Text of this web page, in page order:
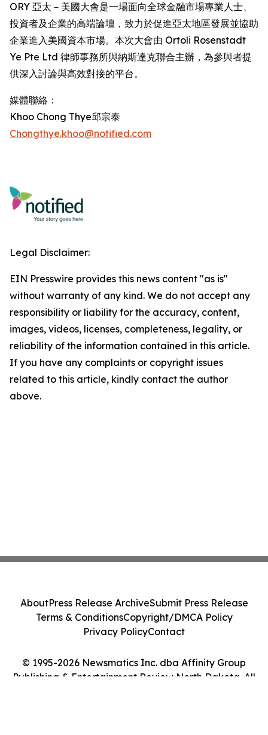
ORY 亞太－美國大會是一場面向全球金融市場專業人士、
投資者及企業的高端論壇，致力於促進亞太地區發展並協助
企業進入美國資本市場。本次大會由 Ortoli Rosenstadt
Ye Pte Ltd 律師事務所與納斯達克聯合主辦，為參與者提
供深入討論與高效對接的平台。
媒體聯絡：
Khoo Chong Thye邱宗泰
Chongthye.khoo@notified.com
Legal Disclaimer:
EIN Presswire provides this news content "as is"
without warranty of any kind. We do not accept any
responsibility or liability for the accuracy, content,
images, videos, licenses, completeness, legality, or
reliability of the information contained in this article.
If you have any complaints or copyright issues
related to this article, kindly contact the author
above.
© 1995-2026 Newsmatics Inc. dba Affinity Group
Publishing & Entertainment Review North Dakota. All
AboutPress Release ArchiveSubmit Press Release
Terms & ConditionsCopyright/DMCA Policy
Privacy PolicyContact